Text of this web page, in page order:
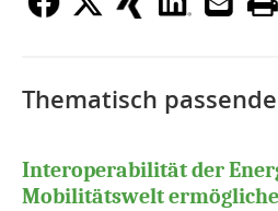
Thematisch
Interoperabilität der
Mobilitätswelt